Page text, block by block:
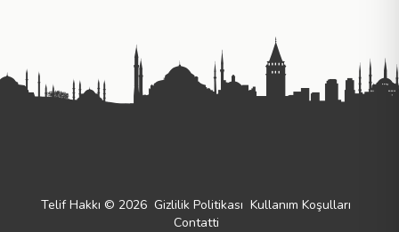
Telif Hakkı © 2026 Gizlilik Politikası Kullanım Koşulları
Contatti